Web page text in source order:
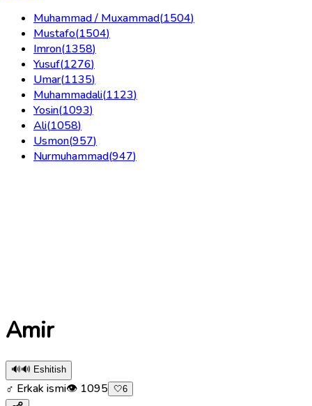
Muhammad / Muxammad(1504)
Mustafo(1504)
Imron(1358)
Yusuf(1276)
Umar(1135)
Muhammadali(1123)
Yosin(1093)
Ali(1058)
Usmon(957)
Nurmuhammad(947)
Amir
🔊🔊 Eshitish
♂ Erkak ismi👁 1095 🤍6